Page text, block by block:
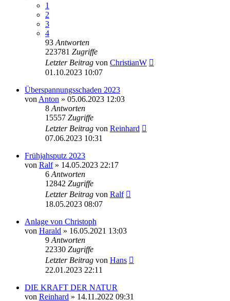
1
2
3
4
93 Antworten
223781 Zugriffe
Letzter Beitrag von ChristianW
01.10.2023 10:07
Überspannungsschaden 2023
von Anton » 05.06.2023 12:03
8 Antworten
15557 Zugriffe
Letzter Beitrag von Reinhard
07.06.2023 10:31
Frühjahsputz 2023
von Ralf» 14.05.2023 22:17
6 Antworten
12842 Zugriffe
Letzter Beitrag von Ralf
18.05.2023 08:07
Anlage von Christoph
von Harald » 16.05.2021 13:03
9 Antworten
22330 Zugriffe
Letzter Beitrag von Hans
22.01.2023 22:11
DIE KRAFT DER NATUR
von Reinhard » 14.11.2022 09:31